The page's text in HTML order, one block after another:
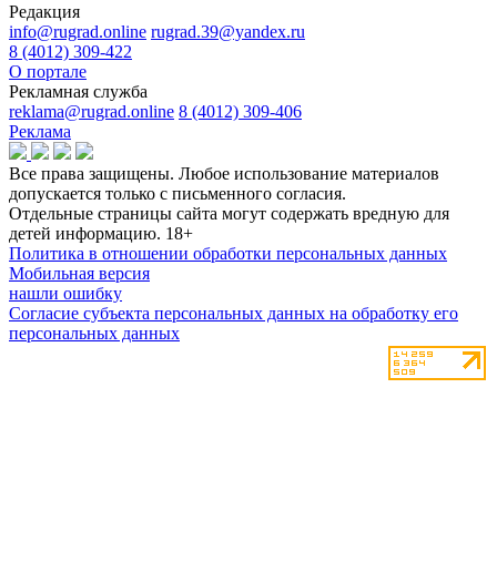
Редакция
info@rugrad.online rugrad.39@yandex.ru
8 (4012) 309-422
О портале
Рекламная служба
reklama@rugrad.online 8 (4012) 309-406
Реклама
Все права защищены. Любое использование материалов
допускается только с письменного согласия.
Отдельные страницы сайта могут содержать вредную для
детей информацию. 18+
Политика в отношении обработки персональных данных
Мобильная версия
нашли ошибку
Согласие субъекта персональных данных на обработку его
персональных данных